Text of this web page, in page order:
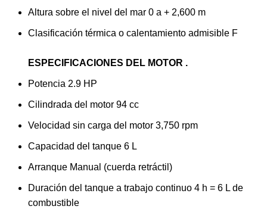
Altura sobre el nivel del mar 0 a + 2,600 m
Clasificación térmica o calentamiento admisible F
ESPECIFICACIONES DEL MOTOR .
Potencia 2.9 HP
Cilindrada del motor 94 cc
Velocidad sin carga del motor 3,750 rpm
Capacidad del tanque 6 L
Arranque Manual (cuerda retráctil)
Duración del tanque a trabajo continuo 4 h = 6 L de
combustible